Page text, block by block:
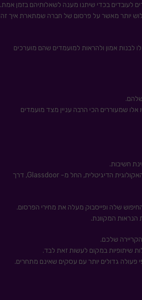
בכדי שיתנו מענה לשאלותיהם בזמן אמת.
שלוש יותר מאשר על פרסום של חברה שמתארת איך זה
לבנות אמון ולהראות למועמדים שהם מוערכים
שלהם.
שמעוררים הכי הרבה עניין מצד מועמדים
בתור מעסיקים אתם צריכים להבין כיצד להיות נוכחים בצורה אפקטיבית בכל המערכת האקולוגית הדיגיטלית, החל מ- Glassdoor, דרך
שלה ופייסבוק מעלה את מחירי הפרסום.
הנראות המקוונת.
שלכם.
שיתופיות במקום לעשות זאת לבד.
פעולה גדולים יותר עם עסקים שאינם מתחרים.